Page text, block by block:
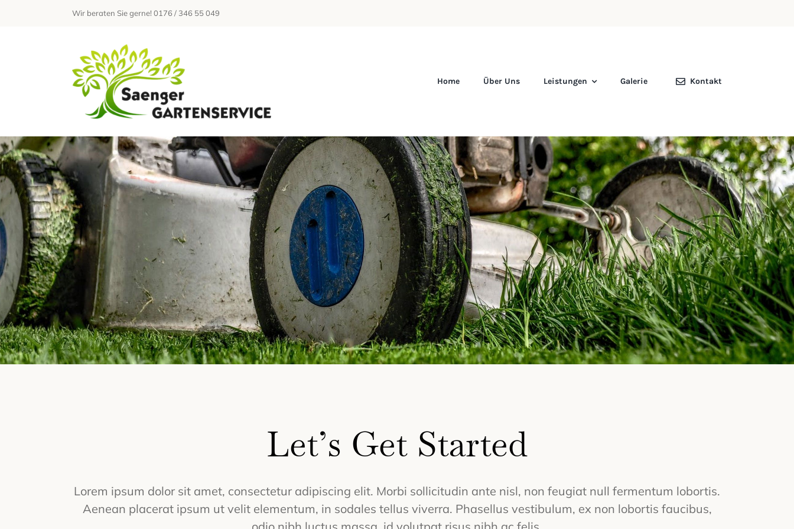
Wir beraten Sie gerne! 0176 / 346 55 049
Home Über Uns Leistungen Galerie Kontakt
Let’s Get Started
Lorem ipsum dolor sit amet, consectetur adipiscing elit. Morbi sollicitudin ante nisl, non feugiat null fermentum lobortis.
Aenean placerat ipsum ut velit elementum, in sodales tellus viverra. Phasellus vestibulum, ex non lobortis faucibus,